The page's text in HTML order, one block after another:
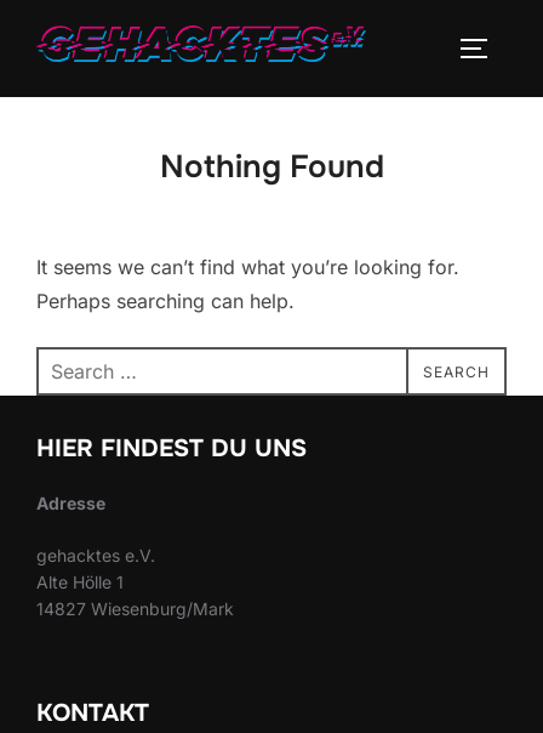
Nothing Found
It seems we can’t find what you’re looking for.
Perhaps searching can help.
Search
for:
SEARCH
HIER FINDEST DU UNS
Adresse
gehacktes e.V.
Alte Hölle 1
14827 Wiesenburg/Mark
KONTAKT